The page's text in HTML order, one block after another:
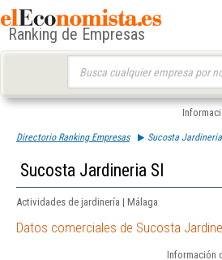
Ranking de Empresas
Directorio Ranking Empresas Sucosta
Sucosta Jardineria Sl
Actividades de jardinería | Málaga
Datos comerciales de Sucosta
Información